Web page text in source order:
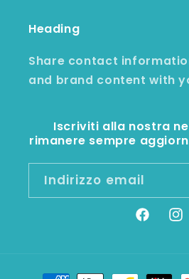
Heading
Share contact
and brand content with
Iscriviti alla nostra
rimanere sempre
Indirizzo email
Facebook
Metodi